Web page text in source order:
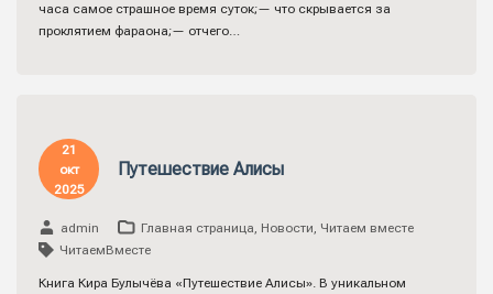
часа самое страшное время суток;— что скрывается за
проклятием фараона;— отчего…
21
окт
2025
Путешествие Алисы
admin Главная страница, Новости, Читаем вместе
ЧитаемВместе
Книга Кира Булычёва «Путешествие Алисы». В уникальном